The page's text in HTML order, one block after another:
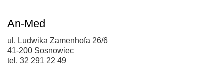
An-Med
ul. Ludwika Zamenhofa 26/6
41-200 Sosnowiec
tel. 32 291 22 49